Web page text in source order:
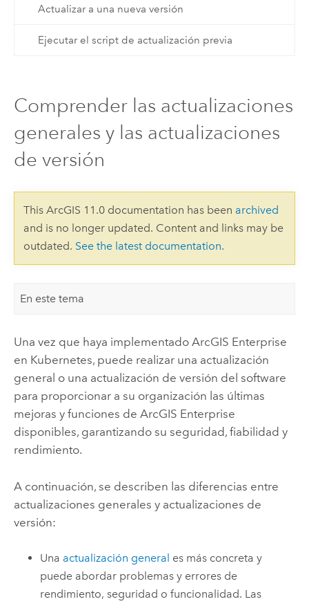
Actualizar a una nueva versión
Ejecutar el script de actualización previa
Comprender las actualizaciones
generales y las actualizaciones
de versión
This ArcGIS 11.0 documentation has been archived
and is no longer updated. Content and links may be
outdated. See the latest documentation.
En este tema
Una vez que haya implementado ArcGIS Enterprise
en Kubernetes, puede realizar una actualización
general o una actualización de versión del software
para proporcionar a su organización las últimas
mejoras y funciones de ArcGIS Enterprise
disponibles, garantizando su seguridad, fiabilidad y
rendimiento.
A continuación, se describen las diferencias entre
actualizaciones generales y actualizaciones de
versión:
Una actualización general es más concreta y
puede abordar problemas y errores de
rendimiento, seguridad o funcionalidad. Las